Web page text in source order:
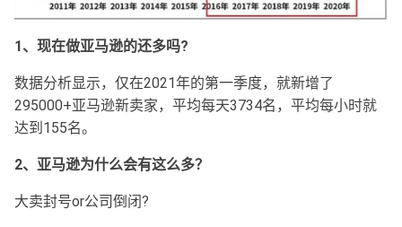
1、现在做亚马逊的还多吗?
数据分析显示，仅在2021年的第一季度，就新增了
295000+亚马逊新卖家，平均每天3734名，平均每小时就
达到155名。
2、亚马逊为什么会有这么多？
大卖封号or公司倒闭?